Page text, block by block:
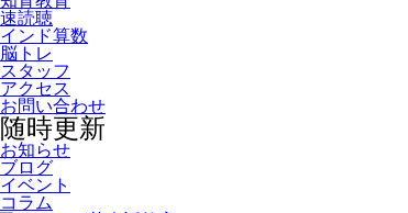
速読聴
インド算数
脳トレ
スタッフ
アクセス
お問い合わせ
随時更新
お知らせ
ブログ
イベント
コラム